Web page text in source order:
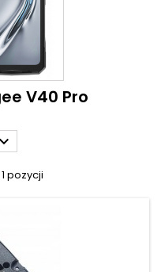
V40 Pro

pozycji